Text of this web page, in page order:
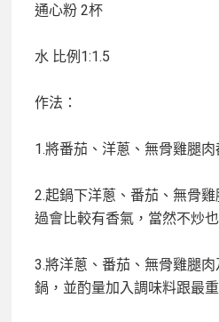
通心粉 2杯
水 比例1:1.5
作法：
1.將番茄、洋蔥、無骨雞腿
2.起鍋下洋蔥、番茄、無骨
過會比較有香氣，當然不炒
3.將洋蔥、番茄、無骨雞腿
鍋，並酌量加入調味料跟最